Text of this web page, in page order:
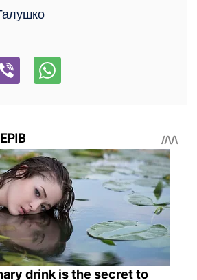
drink is the secret to